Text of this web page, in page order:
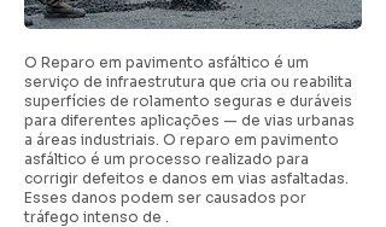
O Reparo em pavimento asfáltico é um
serviço de infraestrutura que cria ou reabilita
superfícies de rolamento seguras e duráveis
para diferentes aplicações — de vias urbanas
a áreas industriais. O reparo em pavimento
asfáltico é um processo realizado para
corrigir defeitos e danos em vias asfaltadas.
Esses danos podem ser causados por
tráfego intenso de .